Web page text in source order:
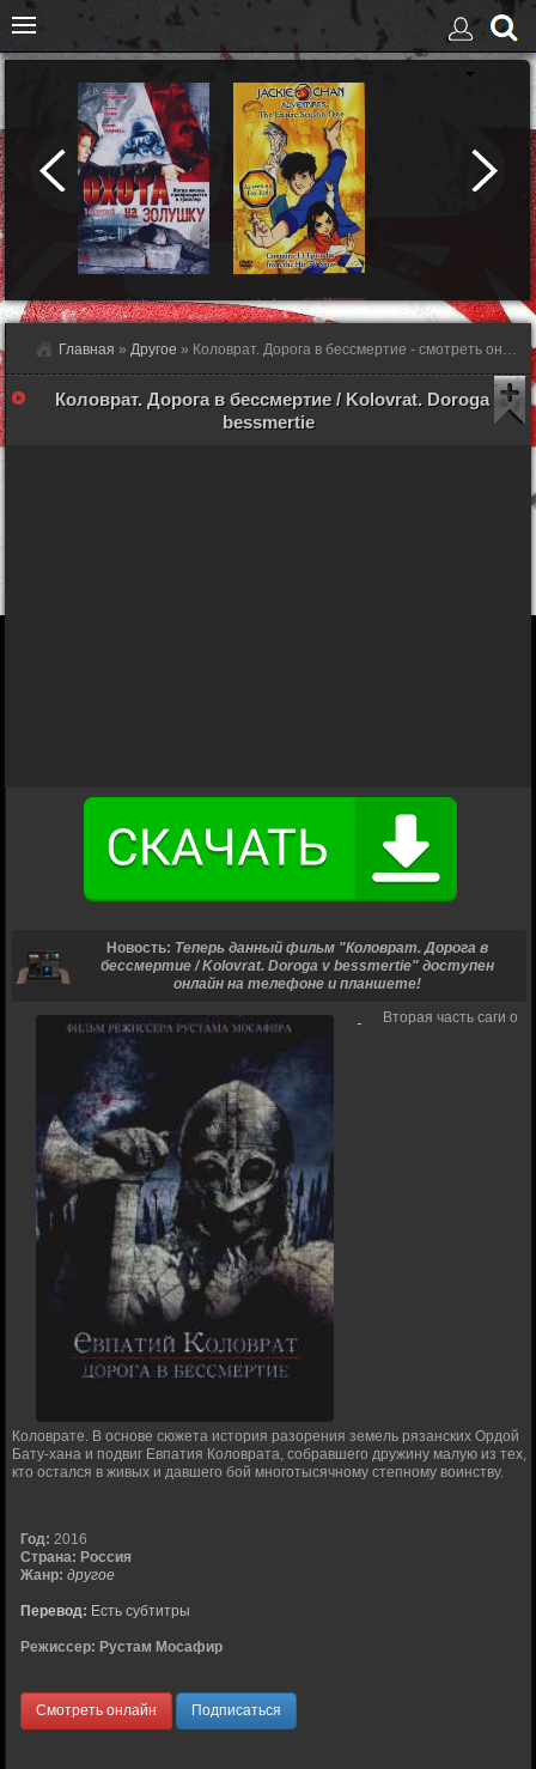
Главная »Другое » Коловрат. Дорога в бессмертие - смотреть онлайн
Коловрат. Дорога в бессмертие / Kolovrat. Doroga v
bessmertie
Новость: Теперь данный фильм "Коловрат. Дорога в
бессмертие / Kolovrat. Doroga v bessmertie" доступен
онлайн на телефоне и планшете!
Вторая часть саги о
Коловрате. В основе сюжета история разорения земель рязанских Ордой
Бату-хана и подвиг Евпатия Коловрата, собравшего дружину малую из тех,
кто остался в живых и давшего бой многотысячному степному воинству.
Год: 2016
Страна: Россия
Жанр: другое
Перевод: Есть субтитры
Режиссер: Рустам Мосафир
Смотреть онлайн Подписаться